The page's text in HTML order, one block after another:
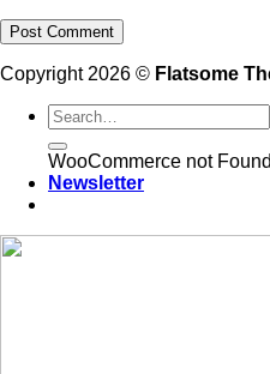
Copyright 2026 © Flatsome
WooCommerce not Found
Newsletter